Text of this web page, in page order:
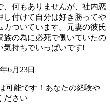
、何もありませんが、社内恋
し付けて自分は好き勝ってや
カついています。元妻の彼氏
族の為に必死で働いていたの
気持ちでいっぱいです!
6月23日
可能です！あなたの経験や
ださい